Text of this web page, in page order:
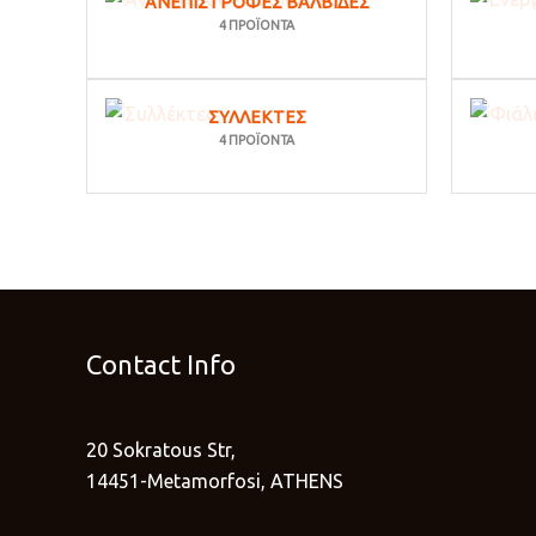
4 ΠΡΟΪΌΝΤΑ
ΣΥΛΛΈΚΤΕΣ
4 ΠΡΟΪΌΝΤΑ
Contact Info
20 Sokratous Str,
14451-Metamorfosi, ATHENS